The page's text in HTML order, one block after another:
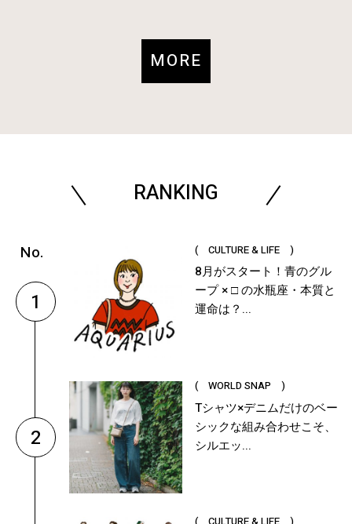
MORE
RANKING
1
( CULTURE & LIFE )
8月がスタート！青のグル
ープ × □ の水瓶座・本質と
運命は？...
2
( WORLD SNAP )
Tシャツ×デニムだけのベー
シックな組み合わせこそ、
シルエッ...